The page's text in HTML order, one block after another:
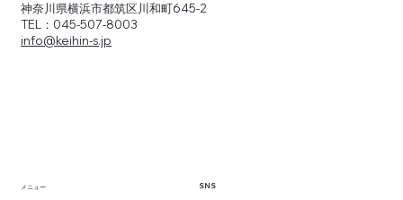
神奈川県横浜市都筑区川和町645-2
TEL：045-507-8003
info@keihin-s.jp
メニュー SNS